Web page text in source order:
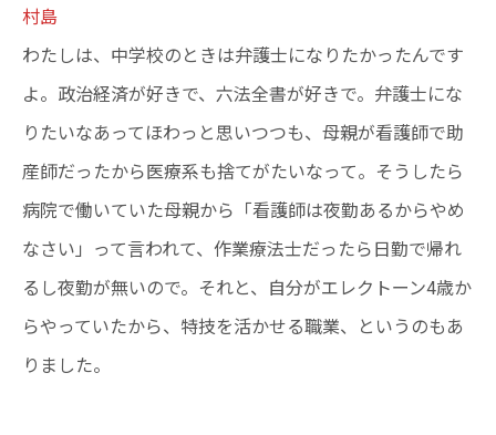
村島
わたしは、中学校のときは弁護士になりたかったんです
よ。政治経済が好きで、六法全書が好きで。弁護士にな
りたいなあってほわっと思いつつも、母親が看護師で助
産師だったから医療系も捨てがたいなって。そうしたら
病院で働いていた母親から「看護師は夜勤あるからやめ
なさい」って言われて、作業療法士だったら日勤で帰れ
るし夜勤が無いので。それと、自分がエレクトーン4歳か
らやっていたから、特技を活かせる職業、というのもあ
りました。